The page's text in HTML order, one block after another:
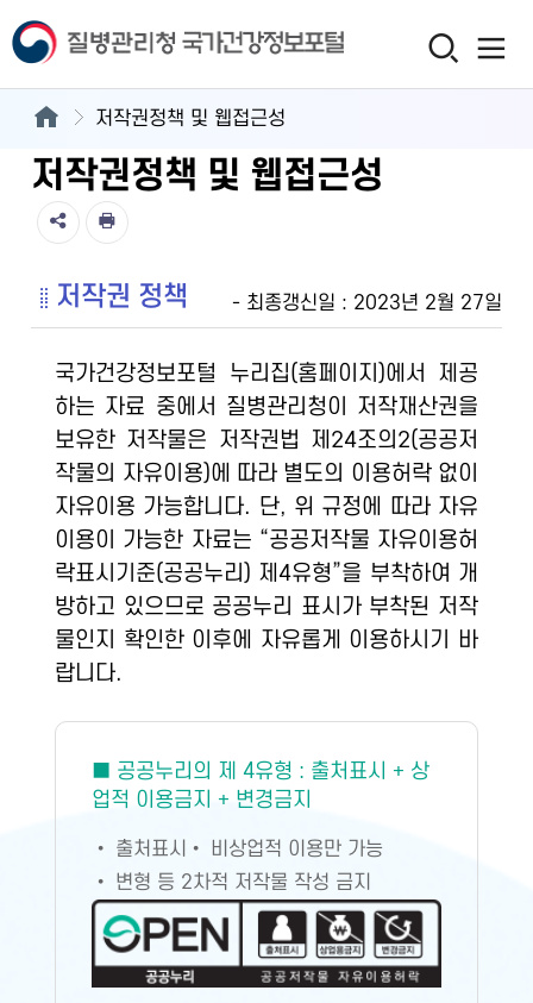
저작권정책 및 웹접근성
저작권정책 및 웹접근성
- 최종갱신일 : 2023년 2월 27일
저작권 정책
국가건강정보포털 누리집(홈페이지)에서 제공
하는 자료 중에서 질병관리청이 저작재산권을
보유한 저작물은 저작권법 제24조의2(공공저
작물의 자유이용)에 따라 별도의 이용허락 없이
자유이용 가능합니다. 단, 위 규정에 따라 자유
이용이 가능한 자료는 “공공저작물 자유이용허
락표시기준(공공누리) 제4유형”을 부착하여 개
방하고 있으므로 공공누리 표시가 부착된 저작
물인지 확인한 이후에 자유롭게 이용하시기 바
랍니다.
■ 공공누리의 제 4유형 : 출처표시 + 상
업적 이용금지 + 변경금지
• 출처표시 • 비상업적 이용만 가능
• 변형 등 2차적 저작물 작성 금지